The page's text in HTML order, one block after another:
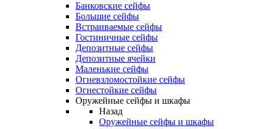
Банковские сейфы
Большие сейфы
Встраиваемые сейфы
Гостиничные сейфы
Депозитные сейфы
Депозитные ячейки
Маленькие сейфы
Огневзломостойкие сейфы
Огнестойкие сейфы
Оружейные сейфы и шкафы
Назад
Оружейные сейфы и шкафы